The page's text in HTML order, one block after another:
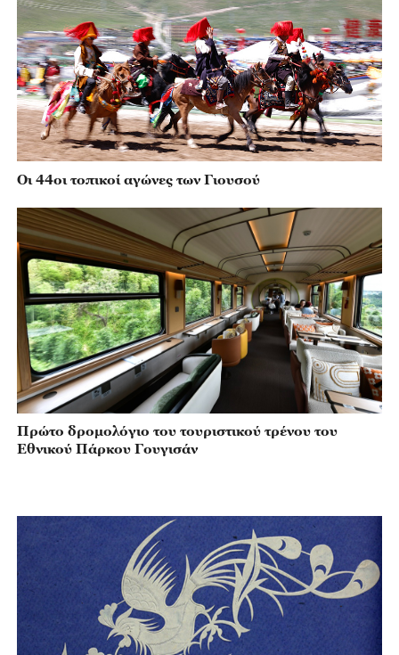
Οι 44οι τοπικοί αγώνες των Γιουσού
Πρώτο δρομολόγιο του τουριστικού τρένου του
Εθνικού Πάρκου Γουγισάν